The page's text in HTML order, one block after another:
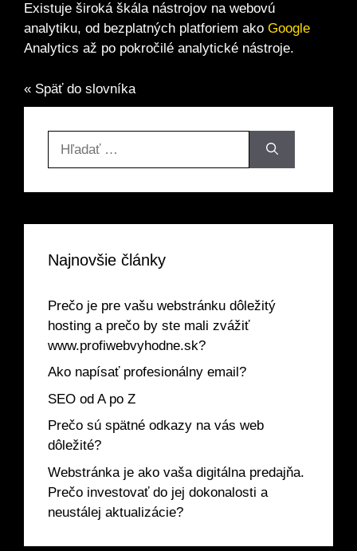
Existuje široká škála nástrojov na webovú
analytiku, od bezplatných platforiem ako Google
Analytics až po pokročilé analytické nástroje.
« Späť do slovníka
Najnovšie články
Prečo je pre vašu webstránku dôležitý
hosting a prečo by ste mali zvážiť
www.profiwebvyhodne.sk?
Ako napísať profesionálny email?
SEO od A po Z
Prečo sú spätné odkazy na vás web
dôležité?
Webstránka je ako vaša digitálna predajňa.
Prečo investovať do jej dokonalosti a
neustálej aktualizácie?